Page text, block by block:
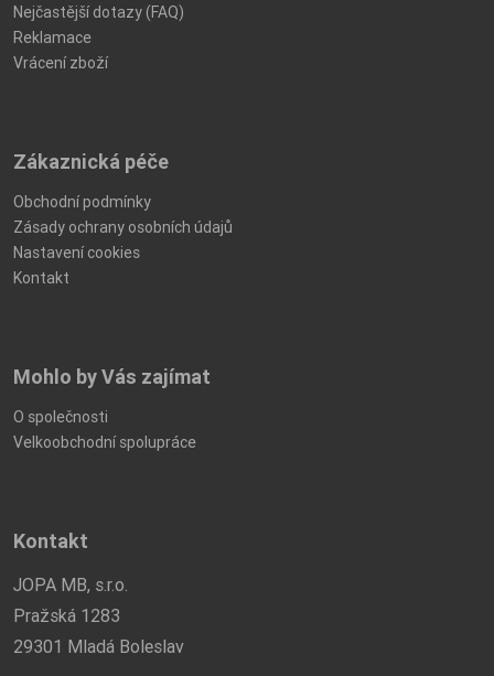
Nejčastější dotazy (FAQ)
Reklamace
Vrácení zboží
Zákaznická péče
Obchodní podmínky
Zásady ochrany osobních údajů
Nastavení cookies
Kontakt
Mohlo by Vás zajímat
O společnosti
Velkoobchodní spolupráce
Kontakt
JOPA MB, s.r.o.
Pražská 1283
29301 Mladá Boleslav